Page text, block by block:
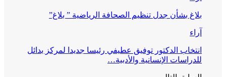
بلاغ بشأن جدل تنظيم الصحافة الرياضية ” بلاغ”
آراء
انتخاب الدكتور توفيق عطيفي رئيسا جديدا لمركز بدائل
للدراسات الإنسانية والأدبية…